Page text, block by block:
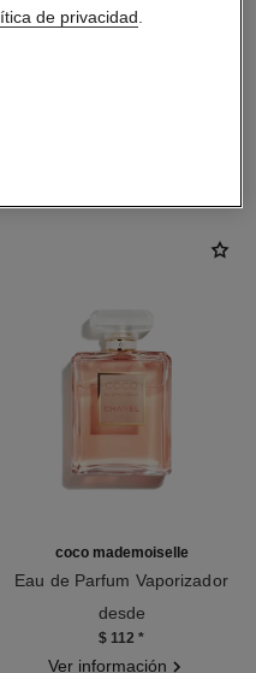
coco mademoiselle
Eau de Parfum Vaporizador
desde
$ 112 *
Ver información
de privacidad